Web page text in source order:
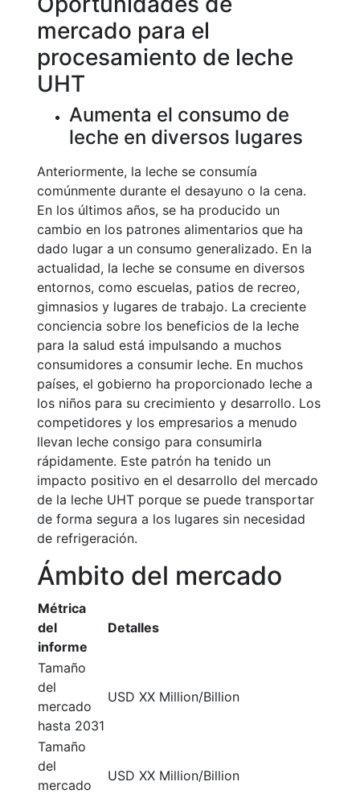
mercado para el
procesamiento de leche
UHT
Aumenta el consumo de
leche en diversos lugares
Anteriormente, la leche se consumía
comúnmente durante el desayuno o la cena.
En los últimos años, se ha producido un
cambio en los patrones alimentarios que ha
dado lugar a un consumo generalizado. En la
actualidad, la leche se consume en diversos
entornos, como escuelas, patios de recreo,
gimnasios y lugares de trabajo. La creciente
conciencia sobre los beneficios de la leche
para la salud está impulsando a muchos
consumidores a consumir leche. En muchos
países, el gobierno ha proporcionado leche a
los niños para su crecimiento y desarrollo. Los
competidores y los empresarios a menudo
llevan leche consigo para consumirla
rápidamente. Este patrón ha tenido un
impacto positivo en el desarrollo del mercado
de la leche UHT porque se puede transportar
de forma segura a los lugares sin necesidad
de refrigeración.
Ámbito del mercado
Métrica
del
informe
Detalles
Tamaño
del
mercado
hasta 2031
USD XX Million/Billion
Tamaño
del
mercado
USD XX Million/Billion